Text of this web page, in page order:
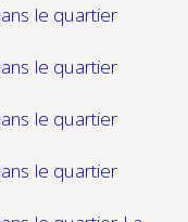
le quartier
le quartier
le quartier
le quartier